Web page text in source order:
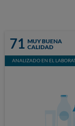
71 MUY BUENA
CALIDAD
ANALIZADO EN EL